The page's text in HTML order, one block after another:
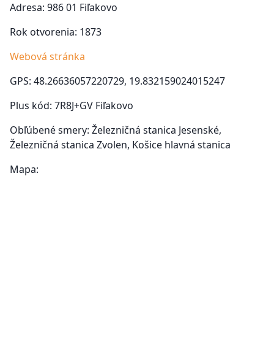
Adresa: 986 01 Fiľakovo
Rok otvorenia: 1873
Webová stránka
GPS: 48.26636057220729, 19.832159024015247
Plus kód: 7R8J+GV Fiľakovo
Obľúbené smery: Železničná stanica Jesenské,
Železničná stanica Zvolen, Košice hlavná stanica
Mapa: